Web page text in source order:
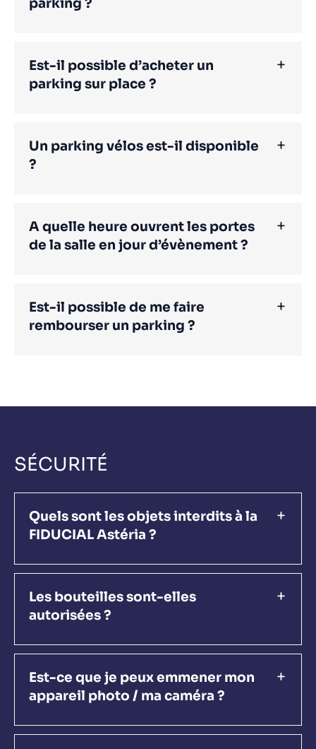
parking ?
Est-il possible d’acheter un
parking sur place ?
Un parking vélos est-il disponible
?
A quelle heure ouvrent les portes
de la salle en jour d’évènement ?
Est-il possible de me faire
rembourser un parking ?
SÉCURITÉ
Quels sont les objets interdits à la
FIDUCIAL Astéria ?
Les bouteilles sont-elles
autorisées ?
Est-ce que je peux emmener mon
appareil photo / ma caméra ?